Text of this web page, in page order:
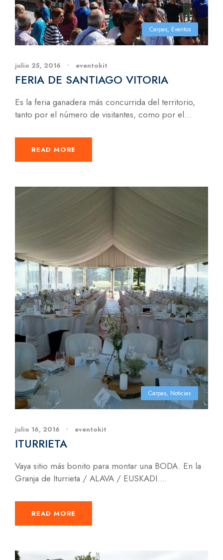
Carpas, Eventos
julio 25, 2016 • eventokit
FERIA DE SANTIAGO VITORIA
Es la feria ganadera más concurrida del territorio,
tanto por el número de visitantes, como por el...
READ MORE
Carpas, Noticias
julio 16, 2016 • eventokit
ITURRIETA
Vaya sitio más bonito para montar una BODA. En la
Granja de Iturrieta / ALAVA / EUSKADI....
READ MORE